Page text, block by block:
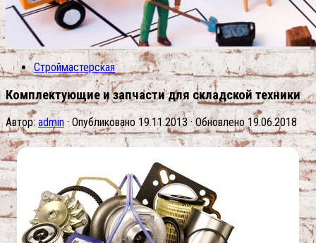
Строймастерская
Комплектующие и запчасти для складской техники
Автор: admin · Опубликовано 19.11.2013 · Обновлено19.06.2018